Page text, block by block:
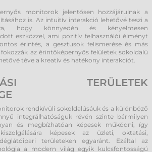
monitorok jelentősen hozzájárulnak a
is. Az intuitív interakció lehetővé teszi a
hogy könnyedén és kényelmesen
eszközzel, ami pozitív felhasználói élményt
érintés, a gesztusok felismerése és más
az érintőképernyős felületek sokoldalú
téve a kreatív és hatékony interakciót.
TERÜLETEK
rendkívüli sokoldalúsáuk és a különböző
integrálhatóságuk révén szinte bármilyen
és megbízhatóan képesek működni, így
képesek az üzleti, oktatási,
területeken egyaránt. Ezáltal az
a modern világ egyik kulcsfontosságú